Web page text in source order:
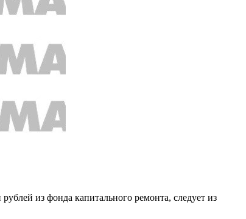
из фонда капитального ремонта, следует из